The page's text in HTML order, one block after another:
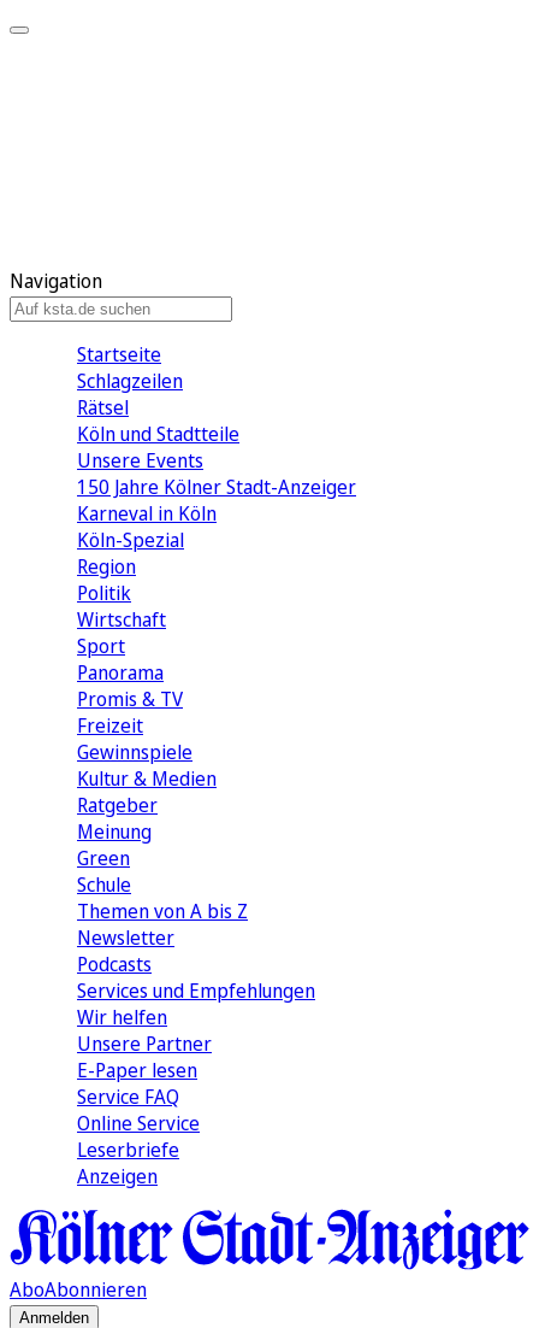
Navigation
Startseite
Schlagzeilen
Rätsel
Köln und Stadtteile
Unsere Events
150 Jahre Kölner Stadt-Anzeiger
Karneval in Köln
Köln-Spezial
Region
Politik
Wirtschaft
Sport
Panorama
Promis & TV
Freizeit
Gewinnspiele
Kultur & Medien
Ratgeber
Meinung
Green
Schule
Themen von A bis Z
Newsletter
Podcasts
Services und Empfehlungen
Wir helfen
Unsere Partner
E-Paper lesen
Service FAQ
Online Service
Leserbriefe
Anzeigen
AboAbonnieren
Anmelden